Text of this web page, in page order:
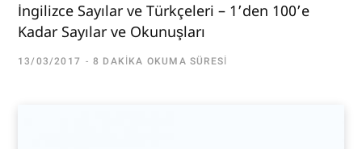
İngilizce Sayılar ve Türkçeleri – 1’den 100’e
Kadar Sayılar ve Okunuşları
13/03/2017 8 DAKIKA OKUMA SÜRESI